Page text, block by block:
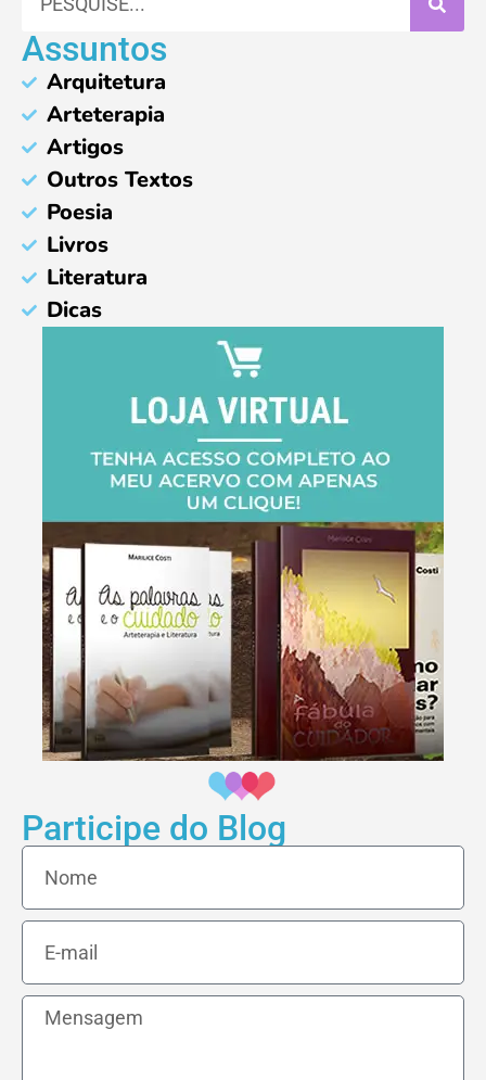
Assuntos
Arquitetura
Arteterapia
Artigos
Outros Textos
Poesia
Livros
Literatura
Dicas
Participe do Blog